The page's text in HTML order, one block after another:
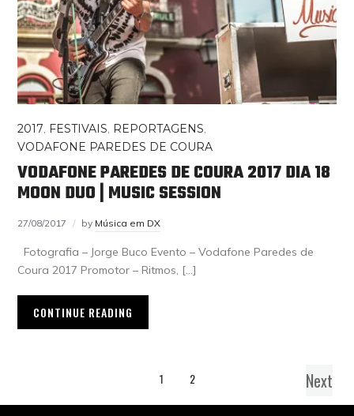
2017 FESTIVAIS REPORTAGENS
VODAFONE PAREDES DE COURA
VODAFONE PAREDES DE COURA 2017 DIA 18
MOON DUO | MUSIC SESSION
27/08/2017 by Música em DX
Fotografia – Jorge Buco Evento – Vodafone Paredes de
Coura 2017 Promotor – Ritmos, […]
CONTINUE READING
1 2 Next